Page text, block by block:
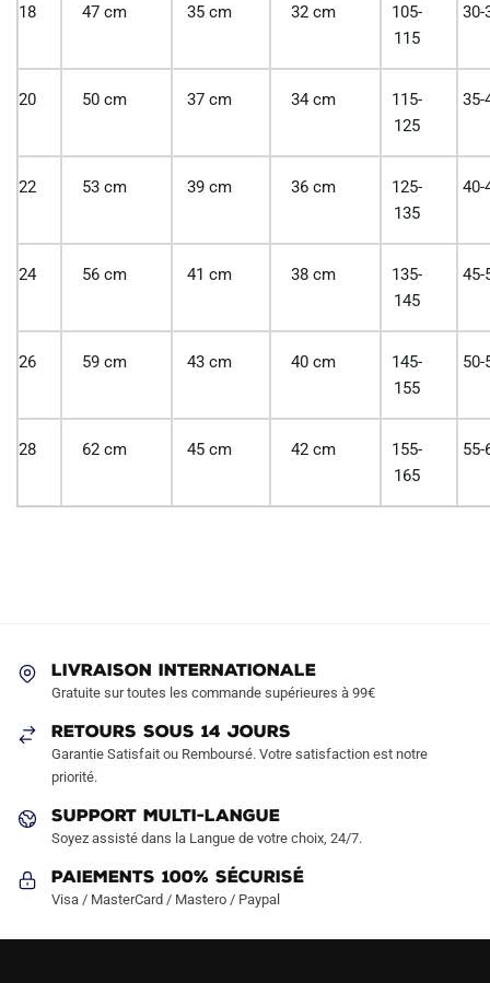
18 47 cm 35 cm 32 cm
105-
115
30-
20 50 cm 37 cm 34 cm
115-
125
35-
22 53 cm 39 cm 36 cm
125-
135
40-
24 56 cm 41 cm 38 cm
135-
145
45-
26 59 cm 43 cm 40 cm
145-
155
50-
28 62 cm 45 cm 42 cm
155-
165
55-
LIVRAISON INTERNATIONALE
Gratuite sur toutes les commande supérieures à 99€
RETOURS SOUS 14 JOURS
Garantie Satisfait ou Remboursé. Votre satisfaction est notre
priorité.
SUPPORT MULTI-LANGUE
Soyez assisté dans la Langue de votre choix, 24/7.
Paiements 100% Sécurisé
Visa / MasterCard / Mastero / Paypal